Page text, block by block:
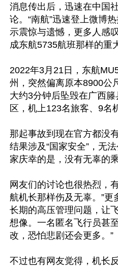
消息传出后，迅速在中国
论。“南航”迅速登上微博
示震惊与遗憾，更多人感
成东航5735航班那样的重
2022年3月21日，东航
州，突然偏离原本8900公
大约3分钟后坠毁在广西
区，机上123名旅客、9名
那起事故到现在官方都没
结果涉及“国家安全”，无
家庆幸的是，没有无辜的
网友们的讨论也很热烈，
航机长那样伤及无辜。”
长期的高压管理问题，让
想像。一名匿名飞行员甚
改，恐怕悲剧还会更多。”
不过也有网友觉得，机长